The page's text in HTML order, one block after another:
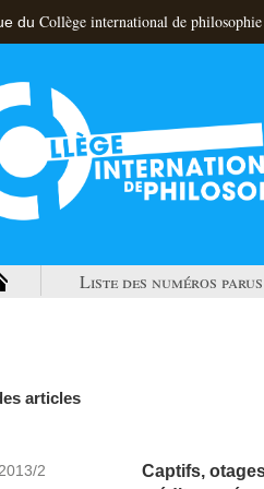
du Collège international de philosophie
Liste des numéros parus
articles
2
Captifs,